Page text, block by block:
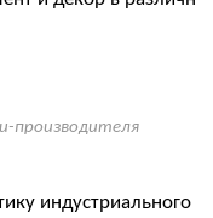
производителя
индустриального